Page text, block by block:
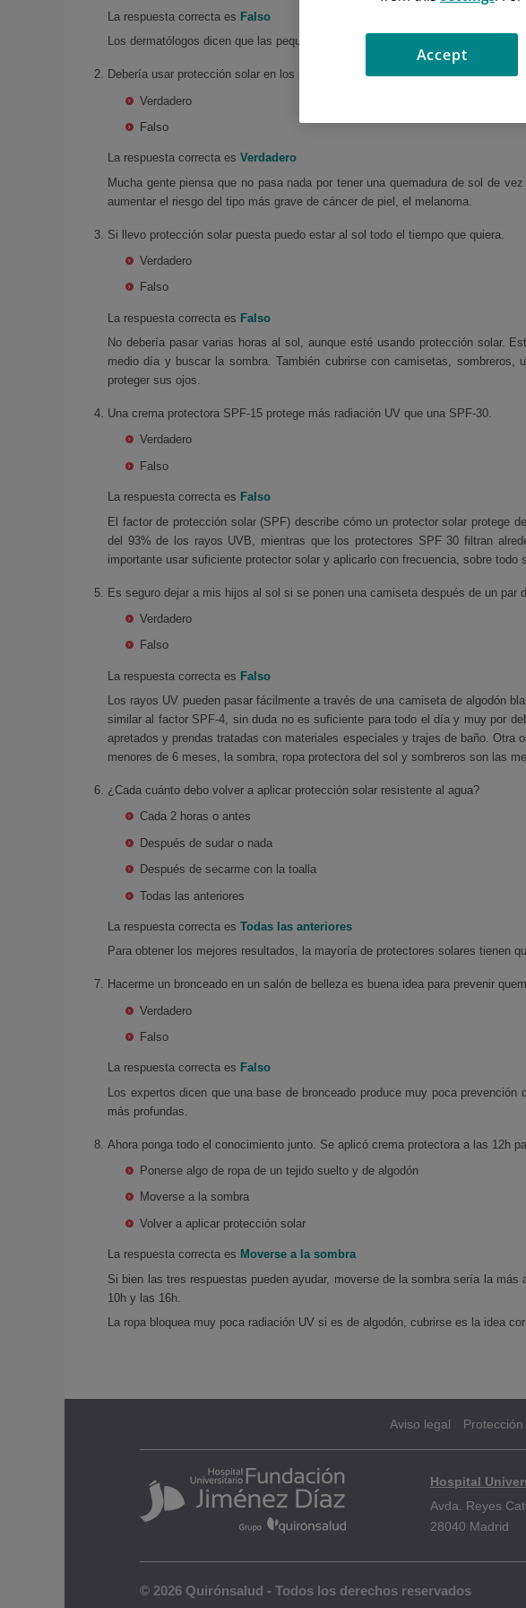
La respuesta correcta es Falso
Los dermatólogos dicen que las pequeñas exposiciones al sol durante todo el
Debería usar protección solar en los partidos de fútbol aunque solo vaya una o
Verdadero
Falso
La respuesta correcta esVerdadero
Mucha gente piensa que no pasa nada por tener una quemadura de sol de
aumentar el riesgo del tipo más grave de cáncer de piel, el melanoma.
Si llevo protección solar puesta puedo estar al sol todo el tiempo que quiera.
Verdadero
Falso
La respuesta correcta es Falso
No debería pasar varias horas al sol, aunque esté usando protección solar.
medio día y buscar la sombra. También cubrirse con camisetas,
proteger sus ojos.
Una crema protectora SPF-15 protege más radiación UV que una SPF-30.
Verdadero
Falso
La respuesta correcta es Falso
El factor de protección solar (SPF) describe cómo un protector solar protege
del 93% de los rayos UVB, mientras que los protectores SPF 30 filtran
importante usar suficiente protector solar y aplicarlo con frecuencia, sobre todo
Es seguro dejar a mis hijos al sol si se ponen una camiseta después de un
Verdadero
Falso
La respuesta correcta es Falso
Los rayos UV pueden pasar fácilmente a través de una camiseta de algodón
similar al factor SPF-4, sin duda no es suficiente para todo el día y muy por
apretados y prendas tratadas con materiales especiales y trajes de baño.
menores de 6 meses, la sombra, ropa protectora del sol y sombreros son las
¿Cada cuánto debo volver a aplicar protección solar resistente al agua?
Cada 2 horas o antes
Después de sudar o nada
Después de secarme con la toalla
Todas las anteriores
La respuesta correcta esTodas las anteriores
Para obtener los mejores resultados, la mayoría de protectores solares tienen
Hacerme un bronceado en un salón de belleza es buena idea para prevenir
Verdadero
Falso
La respuesta correcta es Falso
Los expertos dicen que una base de bronceado produce muy poca
más profundas.
Ahora ponga todo el conocimiento junto. Se aplicó crema protectora a las 12h
Ponerse algo de ropa de un tejido suelto y de algodón
Moverse a la sombra
Volver a aplicar protección solar
La respuesta correcta es Moverse a la sombra
Si bien las tres respuestas pueden ayudar, moverse de la sombra sería la
10h y las 16h.
La ropa bloquea muy poca radiación UV si es de algodón, cubrirse es la idea
Aviso legal
Hospital
Avda. Reyes
28040 Madrid
© 2026 Quirónsalud - Todos los derechos reservados
Accept